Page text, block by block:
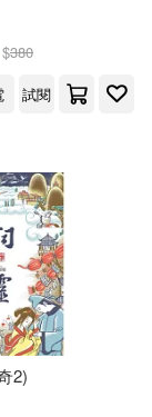
$380
試閱
2)